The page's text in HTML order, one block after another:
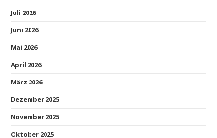
Juli 2026
Juni 2026
Mai 2026
April 2026
März 2026
Dezember 2025
November 2025
Oktober 2025